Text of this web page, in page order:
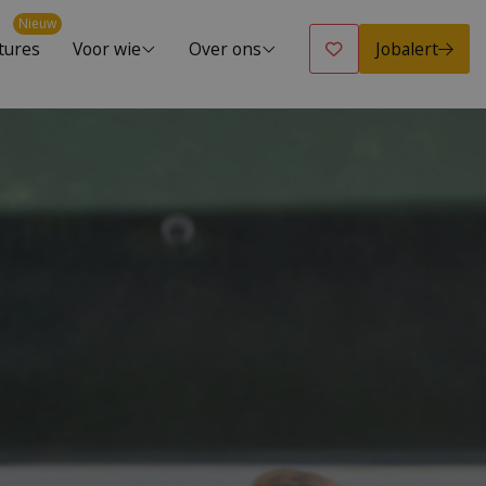
Nieuw
Voor wie Over ons Jobalert